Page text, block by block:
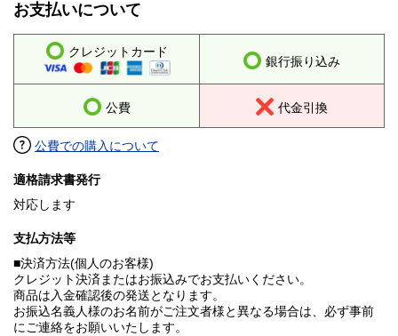
お支払いについて
クレジットカード
銀行振り込み
公費 代金引換
公費での購入について
適格請求書発行
対応します
支払方法等
■決済方法(個人のお客様)
クレジット決済またはお振込みでお支払いください。
商品は入金確認後の発送となります。
お振込名義人様のお名前がご注文者様と異なる場合は、必ず事前
にご連絡をお願いいたします。